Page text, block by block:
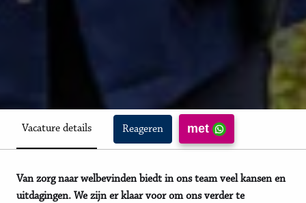
Vacature details Reageren met
Van zorg naar welbevinden biedt in ons team veel kansen en
uitdagingen. We zijn er klaar voor om ons verder te